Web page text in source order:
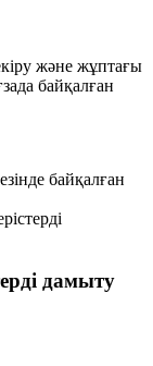
және жұптағы
байқалған
байқалған
дамыту